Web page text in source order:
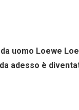
uomo Loewe
adesso è